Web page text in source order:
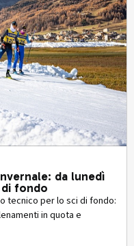
da lunedì
fondo
tecnico per lo sci di fondo:
in quota e